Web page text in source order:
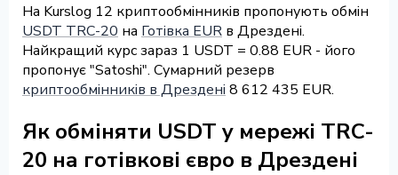
На Kurslog 12 криптообмінників пропонують обмін
USDT TRC-20 на Готівка EUR в Дрездені.
Найкращий курс зараз 1 USDT = 0.88 EUR - його
пропонує "Satoshi". Сумарний резерв
криптообмінників в Дрездені 8 612 435 EUR.
Як обміняти USDT у мережі TRC-
20 на готівкові євро в Дрездені